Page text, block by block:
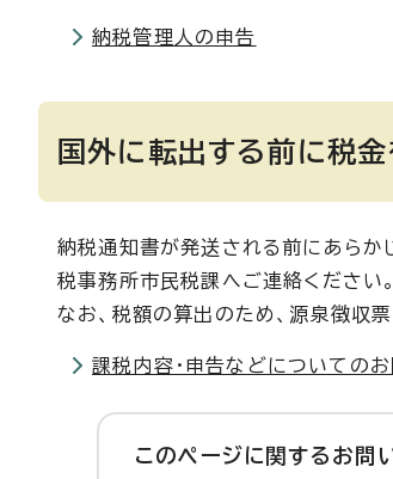
納税管理人の申告
国外に転出する前に税
納税通知書が発送される前にあらか
税事務所市民税課へご連絡ください。
なお、税額の算出のため、源泉徴収
課税内容・申告などについての
このページに関する お問